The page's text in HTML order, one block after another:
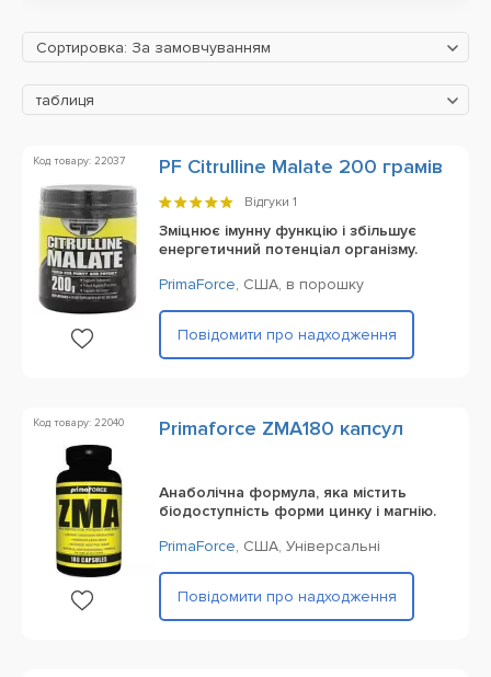
Сортировка: За замовчуванням
таблиця
Код товару: 22037 PF Citrulline Malate 200 грамів
Відгуки 1
Зміцнює імунну функцію і збільшує
енергетичний потенціал організму.
PrimaForce, США, в порошку
Повідомити про надходження
Код товару: 22040 Primaforce ZMA180 капсул
Анаболічна формула, яка містить
біодоступність форми цинку і магнію.
PrimaForce, США, Універсальні
Повідомити про надходження